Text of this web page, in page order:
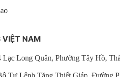
VIỆT NAM
Long Quân, Phường Tây Hồ,